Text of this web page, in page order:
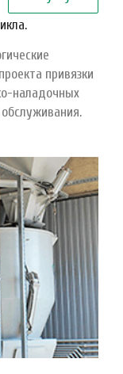
привязки
наладочных